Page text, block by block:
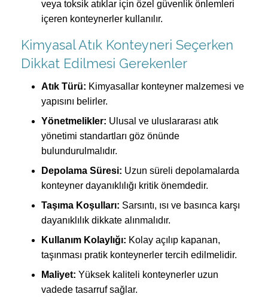
veya toksik atıklar için özel güvenlik önlemleri
içeren konteynerler kullanılır.
Kimyasal Atık Konteyneri Seçerken
Dikkat Edilmesi Gerekenler
Atık Türü: Kimyasallar konteyner malzemesi ve
yapısını belirler.
Yönetmelikler: Ulusal ve uluslararası atık
yönetimi standartları göz önünde
bulundurulmalıdır.
Depolama Süresi: Uzun süreli depolamalarda
konteyner dayanıklılığı kritik önemdedir.
Taşıma Koşulları: Sarsıntı, ısı ve basınca karşı
dayanıklılık dikkate alınmalıdır.
Kullanım Kolaylığı: Kolay açılıp kapanan,
taşınması pratik konteynerler tercih edilmelidir.
Maliyet: Yüksek kaliteli konteynerler uzun
vadede tasarruf sağlar.